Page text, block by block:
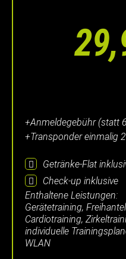
+Anmeldegebühr (statt
+Transponder einmalig
Getränke-Flat
Check-up inklusive
Enthaltene Leistungen:
Gerätetraining,
Cardiotraining,
individuelle
WLAN